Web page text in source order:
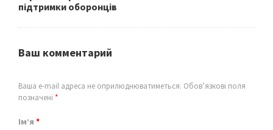
підтримки оборонців
Ваш комментарий
Ваша e-mail адреса не оприлюднюватиметься. Обов’язкові поля
позначені *
Ім’я *